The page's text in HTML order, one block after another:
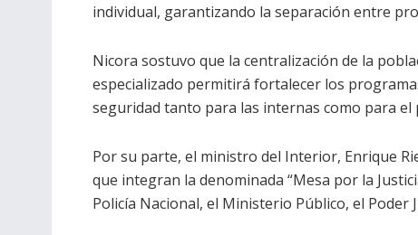
individual, garantizando la separación entre
Nicora sostuvo que la centralización de la
especializado permitirá fortalecer los
seguridad tanto para las internas como para
Por su parte, el ministro del Interior, Enrique
que integran la denominada “Mesa por la
Policía Nacional, el Ministerio Público, el Poder